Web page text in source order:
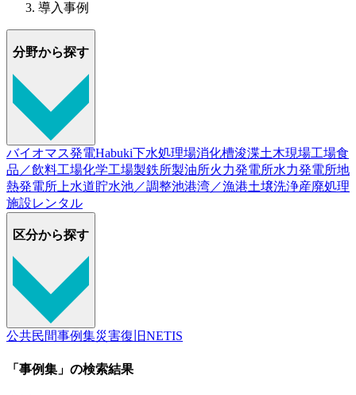
導入事例
分野から探す
バイオマス発電Habuki下水処理場消化槽浚渫土木現場工場食
品／飲料工場化学工場製鉄所製油所火力発電所水力発電所地
熱発電所 上水道貯水池／調整池港湾／漁港土壌洗浄産廃処理
施設レンタル
区分から探す
公共民間事例集災害復旧NETIS
「事例集」の検索結果